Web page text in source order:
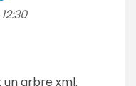
arbre xml.